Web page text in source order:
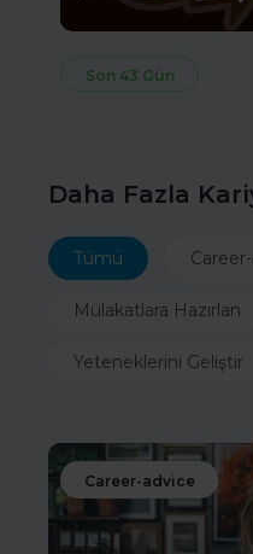
Son 43 Gün
Daha Fazla
Tümü
Mülakatlara Hazırlan
Yeteneklerini Geliştir
Career-advice